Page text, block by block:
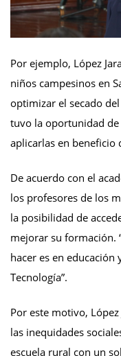
Por ejemplo, López
niños campesinos en
optimizar el secado
tuvo la oportunidad de
aplicarlas en beneficio
De acuerdo con el
los profesores de los
la posibilidad de
mejorar su formación.
hacer es en educación
Tecnología”.
Por este motivo,
las inequidades
escuela rural con un